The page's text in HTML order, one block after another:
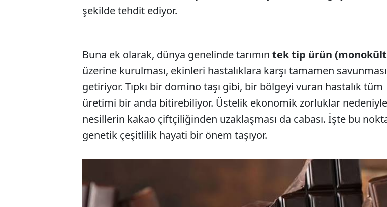
şekilde tehdit ediyor.
Buna ek olarak, dünya genelinde tarımın tek tip ürün
üzerine kurulması, ekinleri hastalıklara karşı tamamen
getiriyor. Tıpkı bir domino taşı gibi, bir bölgeyi vuran hastalık tüm
üretimi bir anda bitirebiliyor. Üstelik ekonomik zorluklar
nesillerin kakao çiftçiliğinden uzaklaşması da cabası. İşte bu
genetik çeşitlilik hayati bir önem taşıyor.